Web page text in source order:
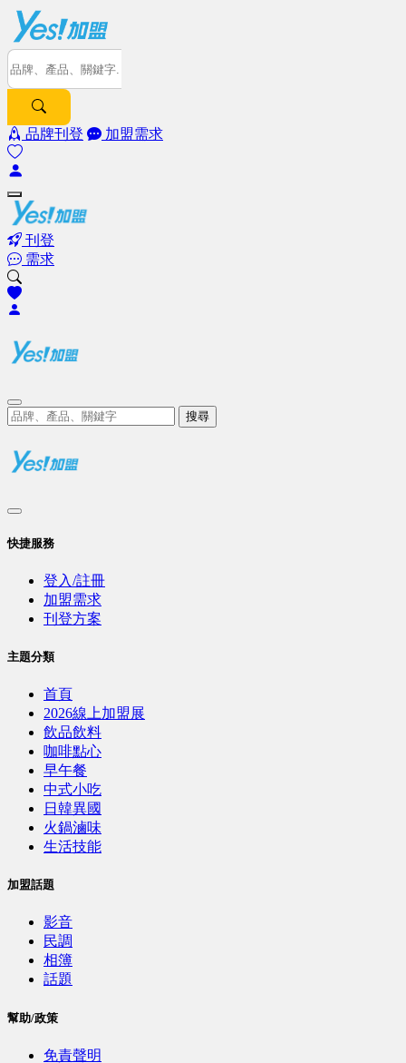
品牌刊登 加盟需求
刊登
需求
搜尋
快捷服務
登入/註冊
加盟需求
刊登方案
主題分類
首頁
2026線上加盟展
飲品飲料
咖啡點心
早午餐
中式小吃
日韓異國
火鍋滷味
生活技能
加盟話題
影音
民調
相簿
話題
幫助/政策
免責聲明